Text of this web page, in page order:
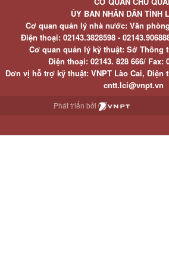
ỦY BAN NHÂN DÂN TỈNH
Cơ quan quản lý nhà nước: Văn
Điện thoại:02143.3828598 -
Cơ quan quản lý kỹ thuật: Sở Thông
Điện thoại:02143. 828 666/ Fax:
Đơn vị hỗ trợ kỹ thuật: VNPT Lào Cai, Điện
cntt.lci@vnpt.vn
Phát triển bởi